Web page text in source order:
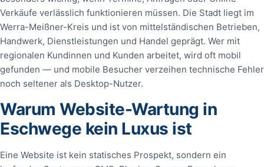
Verkäufe verlässlich funktionieren müssen. Die Stadt liegt im
Werra-Meißner-Kreis und ist von mittelständischen Betrieben,
Handwerk, Dienstleistungen und Handel geprägt. Wer mit
regionalen Kundinnen und Kunden arbeitet, wird oft mobil
gefunden — und mobile Besucher verzeihen technische Fehler
noch seltener als Desktop-Nutzer.
Warum Website-Wartung in
Eschwege kein Luxus ist
Eine Website ist kein statisches Prospekt, sondern ein